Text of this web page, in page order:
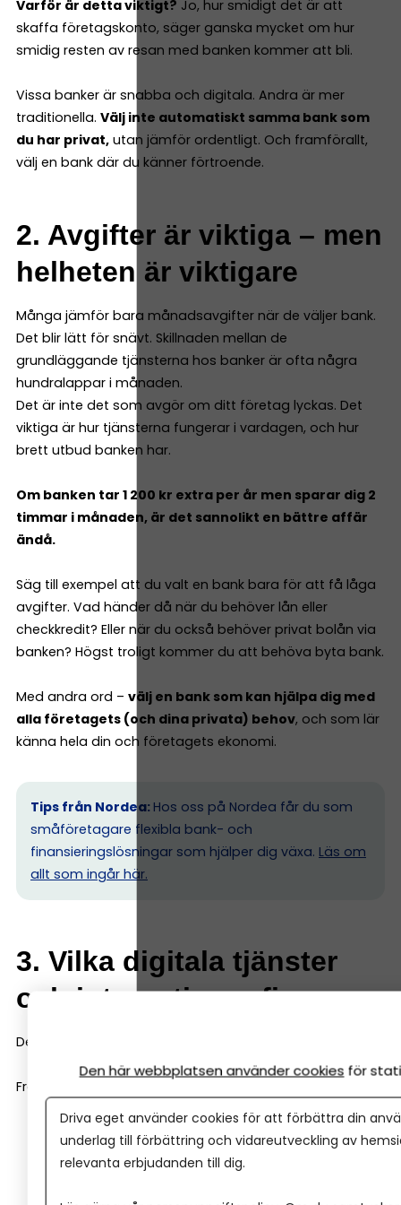
Varför är detta viktigt? Jo, hur smidigt det är att
skaffa företagskonto, säger ganska mycket om hur
smidig resten av resan med banken kommer att bli.
Vissa banker är snabba och digitala. Andra är mer
traditionella. Välj inte automatiskt samma bank som
du har privat, utan jämför ordentligt. Och framförallt,
välj en bank där du känner förtroende.
2. Avgifter är viktiga – men
helheten är viktigare
Många jämför bara månadsavgifter när de väljer bank.
Det blir lätt för snävt. Skillnaden mellan de
grundläggande tjänsterna hos banker är ofta några
hundralappar i månaden.
Det är inte det som avgör om ditt företag lyckas. Det
viktiga är hur tjänsterna fungerar i vardagen, och hur
brett utbud banken har.
Om banken tar 1 200 kr extra per år men sparar dig 2
timmar i månaden, är det sannolikt en bättre affär
ändå.
Säg till exempel att du valt en bank bara för att få låga
avgifter. Vad händer då när du behöver lån eller
checkkredit? Eller när du också behöver privat bolån via
banken? Högst troligt kommer du att behöva byta bank.
Med andra ord – välj en bank som kan hjälpa dig med
alla företagets (och dina privata) behov, och som lär
känna hela din och företagets ekonomi.
Tips från Nordea: Hos oss på Nordea får du som
småföretagare flexibla bank- och
finansieringslösningar som hjälper dig växa. Läs om
allt som ingår här.
3. Vilka digitala tjänster
och integrationer finns
Det här är underskattat.
Fråga dig:
Kan jag koppla banken direkt till mitt
bokföringsprogram?
Den här webbplatsen använder cookies för
Driva eget använder cookies för att förbättra din
underlag till förbättring och vidareutveckling av
relevanta erbjudanden till dig.